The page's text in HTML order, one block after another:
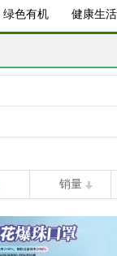
绿色有机 健康生活
销量